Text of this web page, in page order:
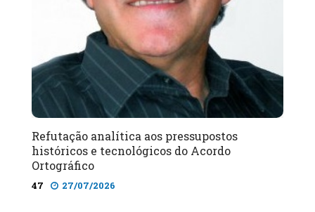
Refutação analítica aos pressupostos
históricos e tecnológicos do Acordo
Ortográfico
47 27/07/2026